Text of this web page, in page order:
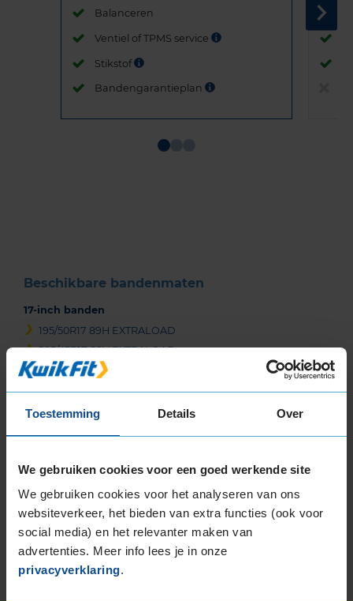
Toestemming Details Over
We gebruiken cookies voor een goed werkende site
We gebruiken cookies voor het analyseren van ons
websiteverkeer, het bieden van extra functies (ook voor
social media) en het relevanter maken van
advertenties. Meer info lees je in onze
privacyverklaring.
Balanceren
Ventiel of TPMS service
Stikstof
Bandengarantieplan
Beschikbare bandenmaten
17-inch banden
195/50R17 89H EXTRALOAD
205/45R17 88V EXTRALOAD
205/50R17 93H EXTRALOAD
205/50R17 93V EXTRALOAD
205/55R17 91H
205/65R17 100H EXTRALOAD
215/40R17 87V EXTRALOAD
215/45R17 91V EXTRALOAD
215/50R17 95V EXTRALOAD
215/55R17 98V EXTRALOAD
215/60R17 100V EXTRALOAD